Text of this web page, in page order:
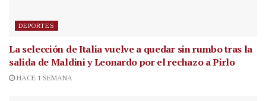
DEPORTES
La selección de Italia vuelve a quedar sin rumbo tras la
salida de Maldini y Leonardo por el rechazo a Pirlo
HACE 1 SEMANA